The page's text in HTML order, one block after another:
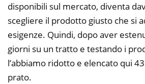
disponibili sul mercato, diventa
scegliere il prodotto giusto che si
esigenze. Quindi, dopo aver
giorni su un tratto e testando i
l’abbiamo ridotto e elencato qui
prato.